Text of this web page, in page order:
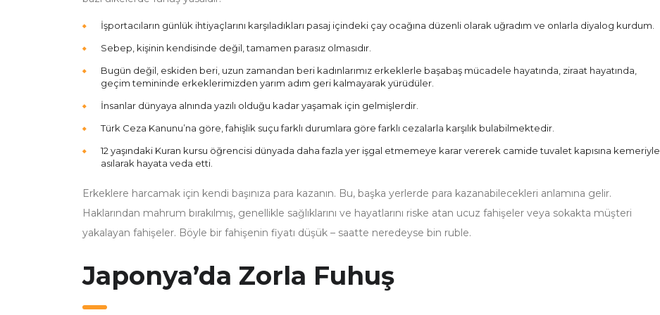
İşportacıların günlük ihtiyaçlarını karşıladıkları pasaj içindeki çay ocağına düzenli olarak uğradım ve onlarla diyalog kurdum.
Sebep, kişinin kendisinde değil, tamamen parasız olmasıdır.
Bugün değil, eskiden beri, uzun zamandan beri kadınlarımız erkeklerle başabaş mücadele hayatında, ziraat hayatında,
geçim temininde erkeklerimizden yarım adım geri kalmayarak yürüdüler.
İnsanlar dünyaya alnında yazılı olduğu kadar yaşamak için gelmişlerdir.
Türk Ceza Kanunu’na göre, fahişlik suçu farklı durumlara göre farklı cezalarla karşılık bulabilmektedir.
12 yaşındaki Kuran kursu öğrencisi dünyada daha fazla yer işgal etmemeye karar vererek camide tuvalet kapısına kemeriyle
asılarak hayata veda etti.
Erkeklere harcamak için kendi başınıza para kazanın. Bu, başka yerlerde para kazanabilecekleri anlamına gelir.
Haklarından mahrum bırakılmış, genellikle sağlıklarını ve hayatlarını riske atan ucuz fahişeler veya sokakta müşteri
yakalayan fahişeler. Böyle bir fahişenin fiyatı düşük – saatte neredeyse bin ruble.
Japonya’da Zorla Fuhuş